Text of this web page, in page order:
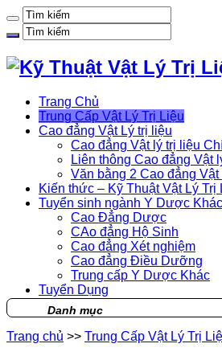
Trang Chủ
Trung Cấp Vật Lý Trị Liệu
Cao đẳng Vật Lý trị liệu
Cao đẳng Vật lý trị liệu
Liên thông Cao đẳng Vật
Văn bằng 2 Cao đẳng Vật
Kiến thức – Kỹ Thuật Vật Lý Trị
Tuyển sinh ngành Y Dược Khác
Cao Đẳng Dược
CAo đẳng Hộ Sinh
Cao đẳng Xét nghiệm
Cao đẳng Điều Dưỡng
Trung cấp Y Dược Khác
Tuyển Dụng
Danh mục
Trang chủ >> Trung Cấp Vật Lý Trị